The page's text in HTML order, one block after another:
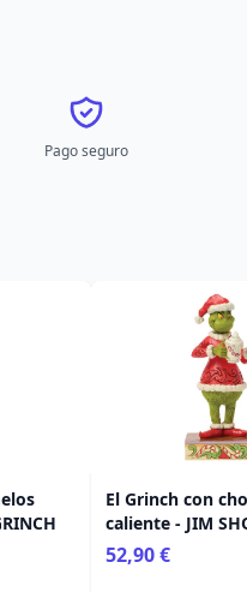
Pago seguro
El Grinch con
caliente - JIM
52,90 €